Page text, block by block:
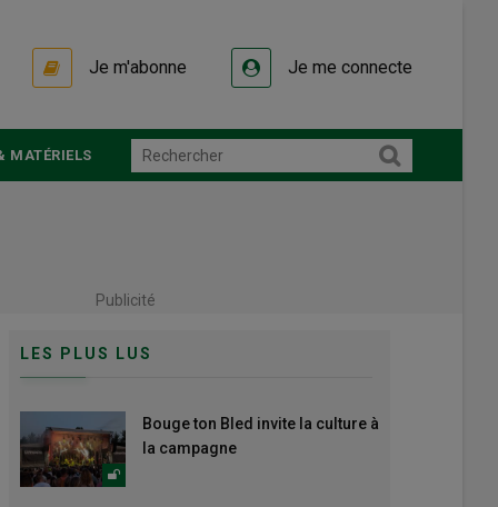
Je m'abonne Je me connecte
MATÉRIELS
Publicité
LES PLUS LUS
Bouge ton Bled invite la culture à
la campagne